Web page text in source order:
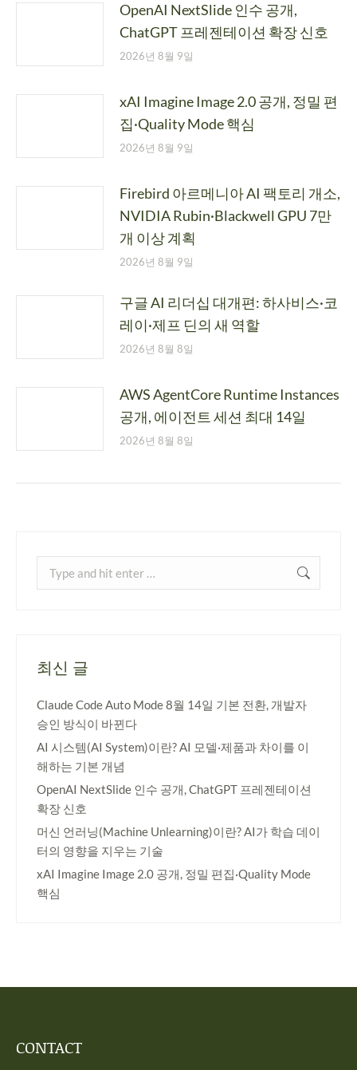
OpenAI NextSlide 인수 공개,
ChatGPT 프레젠테이션 확장 신호
2026년 8월 9일
xAI Imagine Image 2.0 공개, 정밀 편
집·Quality Mode 핵심
2026년 8월 9일
Firebird 아르메니아 AI 팩토리 개소,
NVIDIA Rubin·Blackwell GPU 7만
개 이상 계획
2026년 8월 9일
구글 AI 리더십 대개편: 하사비스·코
레이·제프 딘의 새 역할
2026년 8월 8일
AWS AgentCore Runtime Instances
공개, 에이전트 세션 최대 14일
2026년 8월 8일
최신 글
Claude Code Auto Mode 8월 14일 기본 전환, 개발자
승인 방식이 바뀐다
AI 시스템(AI System)이란? AI 모델·제품과 차이를 이
해하는 기본 개념
OpenAI NextSlide 인수 공개, ChatGPT 프레젠테이션
확장 신호
머신 언러닝(Machine Unlearning)이란? AI가 학습 데이
터의 영향을 지우는 기술
xAI Imagine Image 2.0 공개, 정밀 편집·Quality Mode
핵심
CONTACT